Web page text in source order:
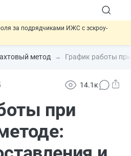
за подрядчиками ИЖС с эскроу-
рассылку смс детям#новости
персональных данных россиян
единые критерии трудовых и ГПХ-
метод График работы
14.1к
при